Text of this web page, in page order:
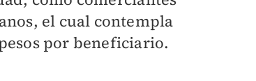
el cual contempla
por beneficiario.